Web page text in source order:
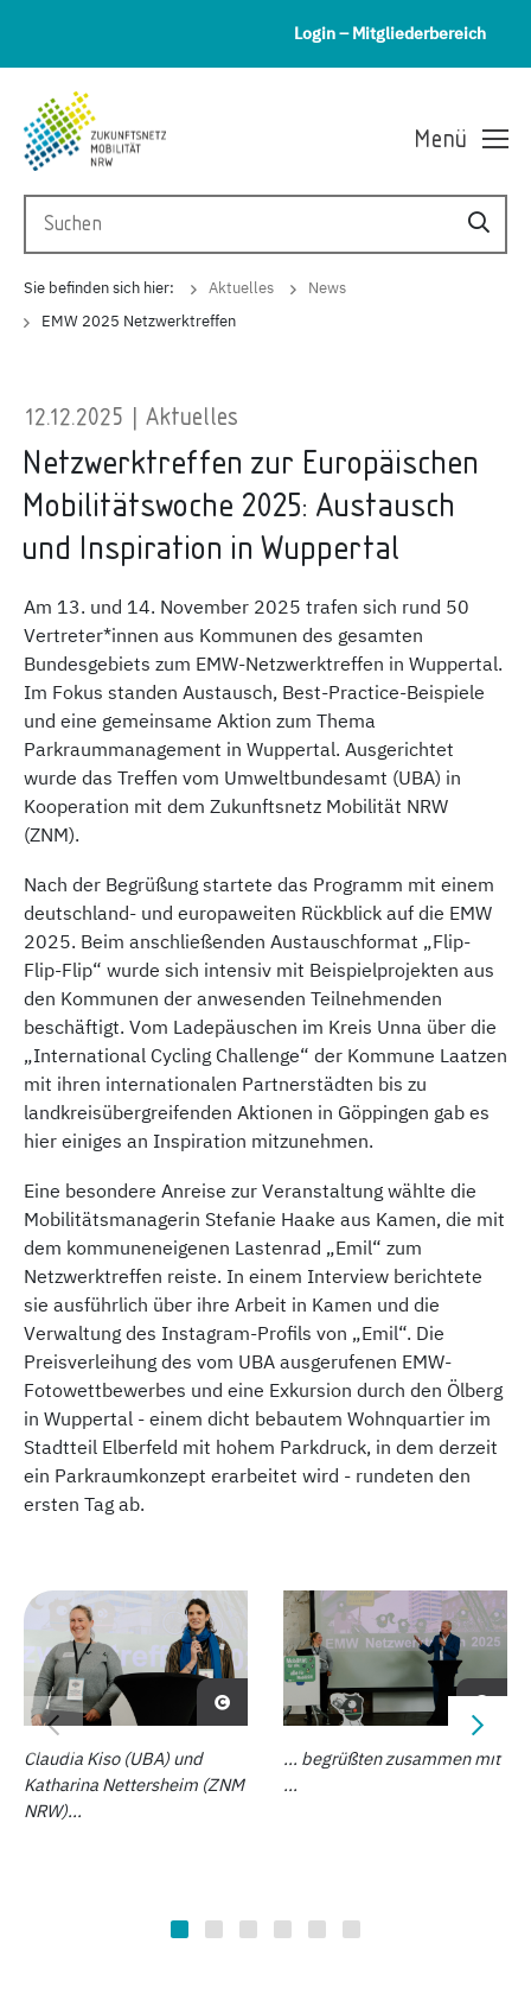
Login – Mitgliederbereich
Menü
Sie befinden sich hier: Aktuelles
News
EMW 2025 Netzwerktreffen
12.12.2025 | Aktuelles
Netzwerktreffen zur Europäischen
Mobilitätswoche 2025: Austausch
und Inspiration in Wuppertal
Am 13. und 14. November 2025 trafen sich rund 50
Vertreter*innen aus Kommunen des gesamten
Bundesgebiets zum EMW-Netzwerktreffen in Wuppertal.
Im Fokus standen Austausch, Best-Practice-Beispiele
und eine gemeinsame Aktion zum Thema
Parkraummanagement in Wuppertal. Ausgerichtet
wurde das Treffen vom Umweltbundesamt (UBA) in
Kooperation mit dem Zukunftsnetz Mobilität NRW
(ZNM).
Nach der Begrüßung startete das Programm mit einem
deutschland- und europaweiten Rückblick auf die EMW
2025. Beim anschließenden Austauschformat „Flip-
Flip-Flip“ wurde sich intensiv mit Beispielprojekten aus
den Kommunen der anwesenden Teilnehmenden
beschäftigt. Vom Ladepäuschen im Kreis Unna über die
„International Cycling Challenge“ der Kommune Laatzen
mit ihren internationalen Partnerstädten bis zu
landkreisübergreifenden Aktionen in Göppingen gab es
hier einiges an Inspiration mitzunehmen.
Eine besondere Anreise zur Veranstaltung wählte die
Mobilitätsmanagerin Stefanie Haake aus Kamen, die mit
dem kommuneneigenen Lastenrad „Emil“ zum
Netzwerktreffen reiste. In einem Interview berichtete
sie ausführlich über ihre Arbeit in Kamen und die
Verwaltung des Instagram-Profils von „Emil“. Die
Preisverleihung des vom UBA ausgerufenen EMW-
Fotowettbewerbes und eine Exkursion durch den Ölberg
in Wuppertal - einem dicht bebautem Wohnquartier im
Stadtteil Elberfeld mit hohem Parkdruck, in dem derzeit
ein Parkraumkonzept erarbeitet wird - rundeten den
ersten Tag ab.
Claudia Kiso (UBA) und
Katharina Nettersheim (ZNM
NRW)...
... begrüßten zusammen mit
...